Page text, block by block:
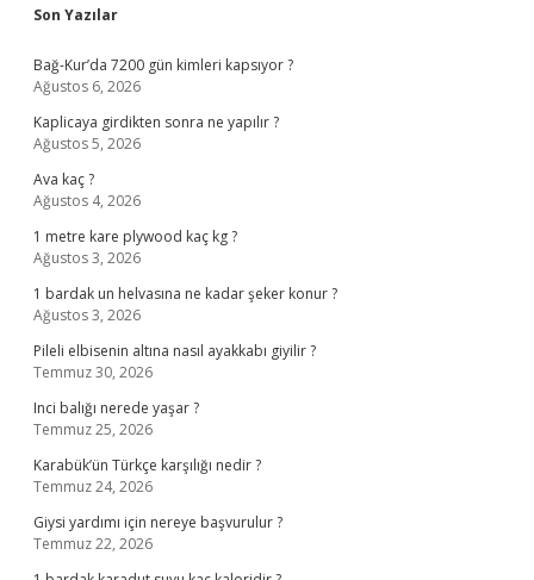
Sidebar
Son Yazılar
Bağ-Kur’da 7200 gün kimleri kapsıyor ?
Ağustos 6, 2026
Kaplicaya girdikten sonra ne yapılır ?
Ağustos 5, 2026
Ava kaç ?
Ağustos 4, 2026
1 metre kare plywood kaç kg ?
Ağustos 3, 2026
1 bardak un helvasına ne kadar şeker konur ?
Ağustos 3, 2026
Pileli elbisenin altına nasıl ayakkabı giyilir ?
Temmuz 30, 2026
Inci balığı nerede yaşar ?
Temmuz 25, 2026
Karabük’ün Türkçe karşılığı nedir ?
Temmuz 24, 2026
Giysi yardımı için nereye başvurulur ?
Temmuz 22, 2026